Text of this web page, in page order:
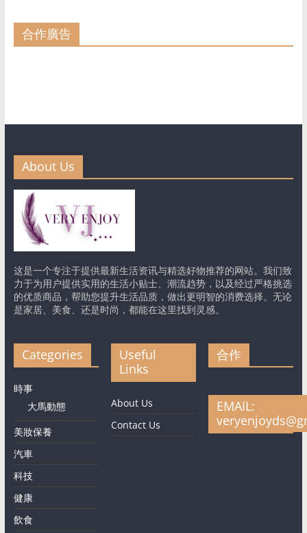
合作廣告
About Us
这是一个专注于提供最新生活资讯与精选好物推荐的网站。我们致
力于为用户提供实用的生活小贴士、潮流趋势，以及经过严格挑选
的优质商品，帮助您提升生活品质，做出更明智的消费选择。无论
是家居、美食、还是时尚，都能在这里找到灵感。
Categories
時事
大馬動態
美妝保養
汽車
科技
健康
飲食
Useful
Links
About Us
Contact Us
合作
EMAIL: